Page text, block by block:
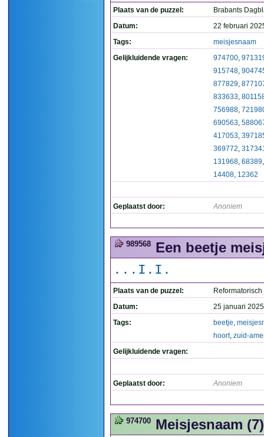
Plaats van de puzzel:
Brabants
Datum:
22 februari
Tags:
meisjesnaam
Gelijkluidende vragen:
974700,
915748,
877829,
833633,
756988,
690563,
417053,
369772,
131968, 68389
14408, 12362
Geplaatst door: Anoniem
989568 Een beetje
...I.I.
Plaats van de puzzel:
Datum:
25 januari
Tags:
beetje,
hoort, zuid-
Gelijkluidende vragen:
Geplaatst door: Anoniem
974700 Meisjesnaam (7)